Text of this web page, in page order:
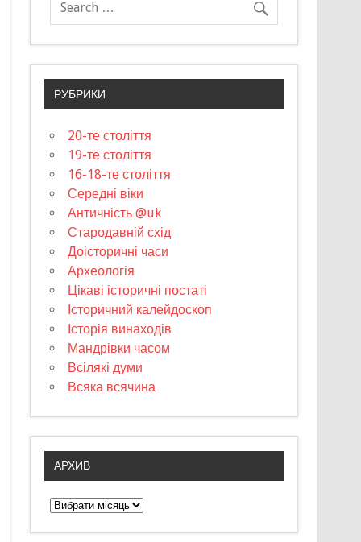
РУБРИКИ
20-те століття
19-те століття
16-18-те століття
Середні віки
Античність @uk
Стародавній схід
Доісторичні часи
Археологія
Цікаві історичні постаті
Історичний калейдоскоп
Історія винаходів
Мандрівки часом
Всілякі думи
Всяка всячина
АРХИВ
А
р
х